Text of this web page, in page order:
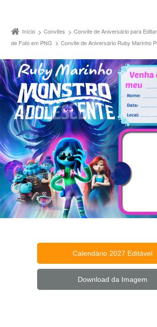
Início Convites
Convite de Aniversário para
de Foto em PNG
Convite de Aniversário Ruby Marinho
Calendário 2027 Editável
Download da Imagem